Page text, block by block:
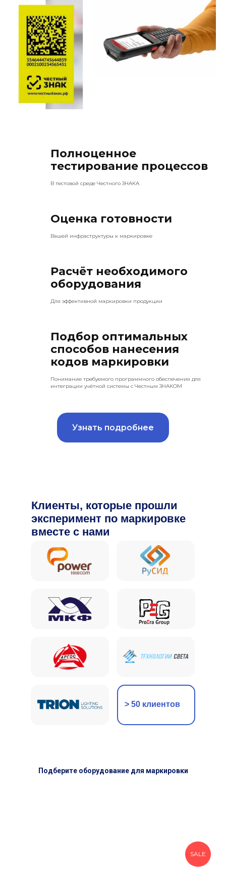
Полноценное
тестирование процессов
В тестовой среде Честного ЗНАКА
Оценка готовности
Вашей инфраструктуры к маркировке
Расчёт необходимого
оборудования
Для эффективной маркировки продукции
Подбор оптимальных
способов нанесения
кодов маркировки
Понимание требуемого программного обеспечения для
интеграции учётной системы с Честным ЗНАКОМ
Узнать подробнее
Клиенты, которые прошли
эксперимент по маркировке
вместе с нами
> 50 клиентов
Подберите оборудование для маркировки
SALE